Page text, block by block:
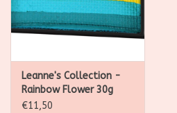
Leanne's Collection -
Rainbow Flower 30g
€11,50